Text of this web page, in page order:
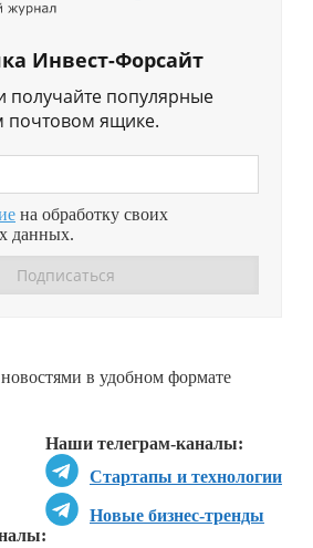
Инвест-Форсайт
получайте популярные
почтовом ящике.
на обработку своих
данных.
в удобном формате
Наши телеграм-каналы:
Стартапы и технологии
Новые бизнес-тренды